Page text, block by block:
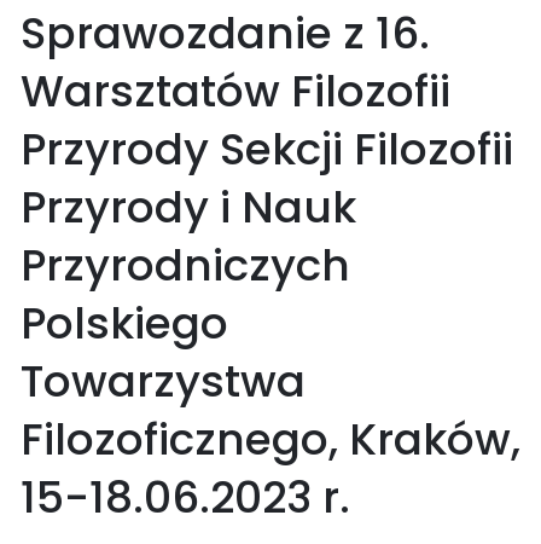
Sprawozdanie z 16.
Warsztatów Filozofii
Przyrody Sekcji Filozofii
Przyrody i Nauk
Przyrodniczych
Polskiego
Towarzystwa
Filozoficznego, Kraków,
15-18.06.2023 r.